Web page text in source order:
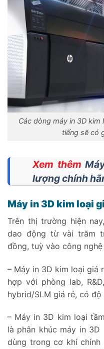
Các dòng máy in 3D
tiếng sẽ có
Xem thêm
lượng chính
Máy in 3D kim loại
Trên thị trường hiện
dao động từ vài trăm
đồng, tuỳ vào công
– Máy in 3D kim loại giá
hợp với phòng lab,
hybrid/SLM giá rẻ, có
– Máy in 3D kim loại
là phân khúc máy in
dùng trong cơ khí chính